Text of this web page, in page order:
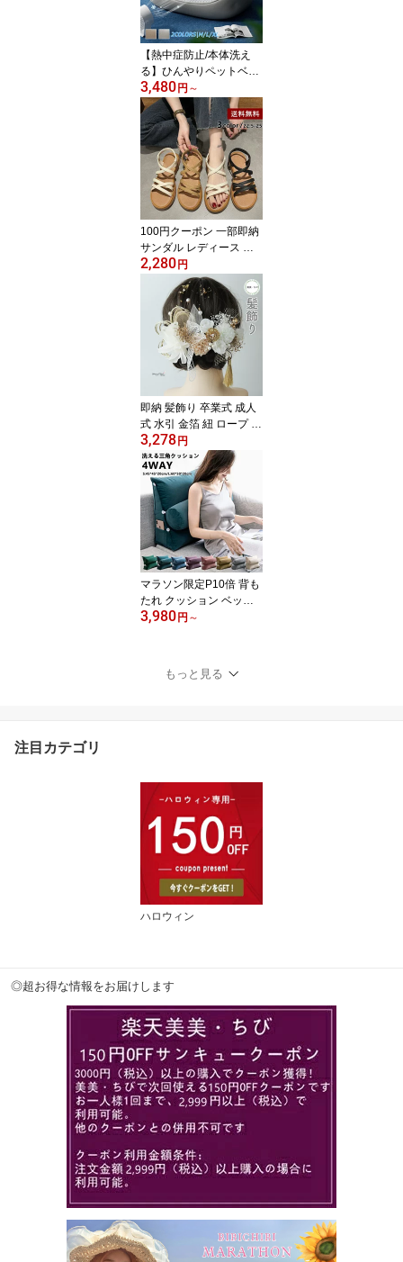
ーテールOK ネックカバ
ー 2タイプ 折りたたみ 収
納 ボタン取り外し 顎紐
つば広
【熱中症防止/本体洗え
る】ひんやりペットベッ
ド 夏用 クールベッド ペ
ットマット 猫 犬 PU 冷
感マット ペットクッショ
ン丸洗いOK 立体クッシ
ョン 通気性抜群 滑り止
め 耐久性 ペットソファ
ねこ 犬用クッション 体
圧分散 高反発 グレー ブ
ラウン M/L/XL 送料無料
3,480 円 ～
100円クーポン 一部即納
サンダル レディース 疲
れない ラウンド ストラ
ップ サンダル レディー
ス シューズ 靴 サンダル
ローヒールサンダル 2cm
歩きやすい 小さいサイズ
痛くない 大きいサイズ 2
2.5-25cm 靴 軽い おしゃ
れ キレイめ 美脚 リゾー
ト 低反発
2,280 円
即納 髪飾り 卒業式 成人
式 水引 金箔 紐 ロープ 金
銀 ゴールド シルバー ヘ
アアクセサリー 花 ドラ
イフラワー 前撮り 成人
式前撮り 振袖 袴 着物 色
打掛 結婚式 ブライダル
ウェディング 花嫁 ヘッ
ドドレス 浴衣 和装 七五
三 お呼ばれ ヘアアレン
ジ かすみ草
3,278 円
マラソン限定P10倍 背も
たれ クッション ベッド
用 ソファー 背もたれク
ゲーム 読書 スマホ うつ
伏せ 枕 おしゃれ ソファ
3,980 円 ～
もっと見る
注目カテゴリ
ハロウィン
◎超お得な情報をお届けします